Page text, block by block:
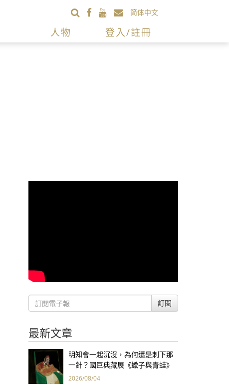
简体中文
人物 登入/註冊
訂閱
最新文章
明知會一起沉沒，為何還是刺下那
一針？國巨典藏展《蠍子與青蛙》
用66件名作拷問人性
2026/08/04